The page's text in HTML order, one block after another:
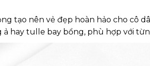
tạo nên vẻ đẹp hoàn hảo cho cô
ả hay tulle bay bổng, phù hợp với